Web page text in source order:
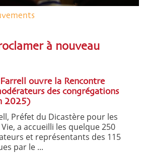
à nouveau
ouvre la Rencontre
des congrégations
2025)
Préfet du Dicastère pour les
a accueilli les quelque 250
et représentants des 115
par le ...